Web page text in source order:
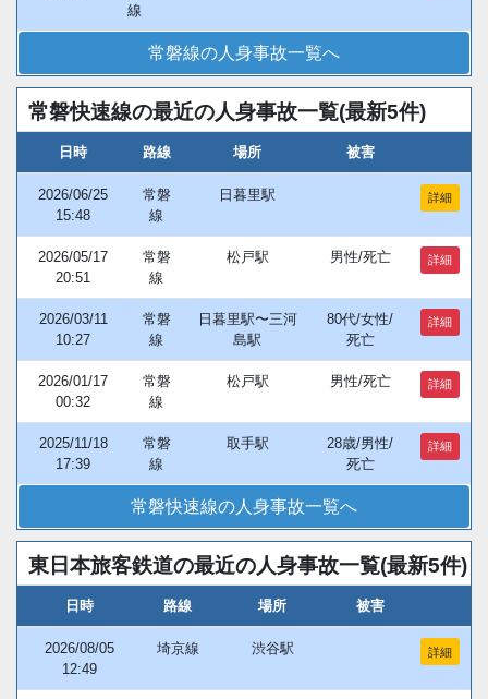
線
常磐線の人身事故一覧へ
常磐快速線の最近の人身事故一覧(最新5件)
日時 路線 場所 被害
2026/06/25
15:48
常磐
線
日暮里駅 詳細
2026/05/17
20:51
常磐
線
松戸駅 男性/死亡 詳細
2026/03/11
10:27
常磐
線
日暮里駅〜三河
島駅
80代/女性/
死亡
詳細
2026/01/17
00:32
常磐
線
松戸駅 男性/死亡 詳細
2025/11/18
17:39
常磐
線
取手駅
28歳/男性/
死亡
詳細
常磐快速線の人身事故一覧へ
東日本旅客鉄道の最近の人身事故一覧(最新5件)
日時 路線 場所 被害
2026/08/05
12:49
埼京線 渋谷駅 詳細